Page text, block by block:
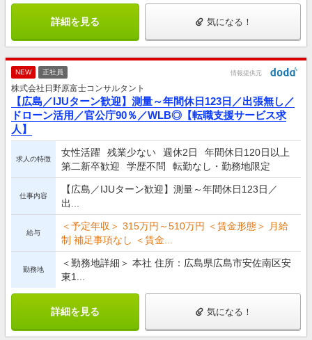
詳細を見る 気になる！
NEW 正社員 情報提供元
株式会社日野原富士コンサルタント
【広島／IJUターン歓迎】測量～年間休日123日／出張無し／
ドローン活用／官公庁90％／WLB◎【転職支援サービス求
人】
求人の特徴
女性活躍 残業少ない 週休2日
年間休日120日以上
第二新卒歓迎
学歴不問 転勤なし・勤務地限定
仕事内容
【広島／IJUターン歓迎】測量～年間休日123日／
出...
給与
＜予定年収＞ 315万円～510万円 ＜賃金形態＞ 月給
制 補足事項なし ＜賃金...
勤務地
＜勤務地詳細＞ 本社 住所：広島県広島市安佐南区安
東1...
詳細を見る 気になる！